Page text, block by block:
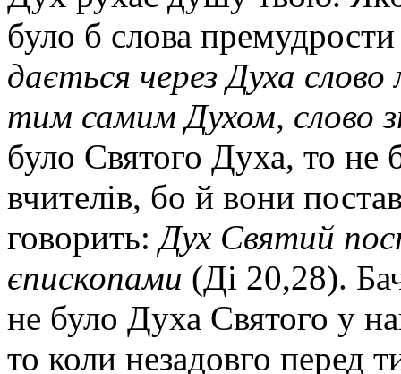
було б слова
дається через Духа
тим самим Духом, слово
було Святого Духа, то не
вчителів, бо й вони
говорить:Дух Святий
єпископами (Ді 20,28).
не було Духа Святого у
то коли незадовго перед